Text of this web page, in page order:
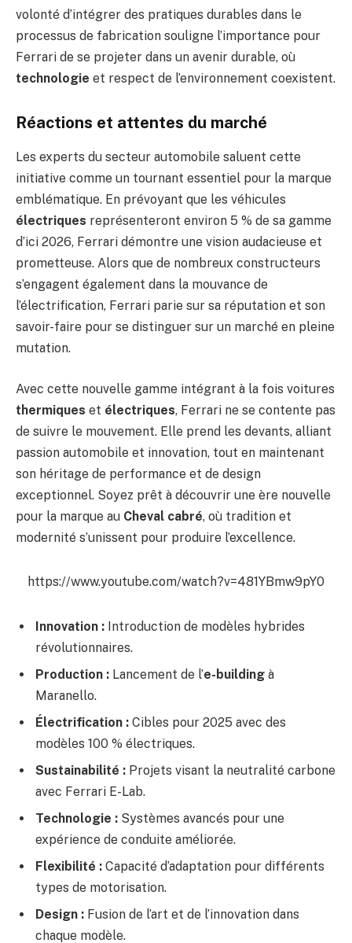
volonté d’intégrer des pratiques durables dans le
processus de fabrication souligne l’importance pour
Ferrari de se projeter dans un avenir durable, où
technologie et respect de l’environnement coexistent.
Réactions et attentes du marché
Les experts du secteur automobile saluent cette
initiative comme un tournant essentiel pour la marque
emblématique. En prévoyant que les véhicules
électriques représenteront environ 5 % de sa gamme
d’ici 2026, Ferrari démontre une vision audacieuse et
prometteuse. Alors que de nombreux constructeurs
s’engagent également dans la mouvance de
l’électrification, Ferrari parie sur sa réputation et son
savoir-faire pour se distinguer sur un marché en pleine
mutation.
Avec cette nouvelle gamme intégrant à la fois voitures
thermiques et électriques, Ferrari ne se contente pas
de suivre le mouvement. Elle prend les devants, alliant
passion automobile et innovation, tout en maintenant
son héritage de performance et de design
exceptionnel. Soyez prêt à découvrir une ère nouvelle
pour la marque au Cheval cabré, où tradition et
modernité s’unissent pour produire l’excellence.
https://www.youtube.com/watch?v=481YBmw9pY0
Innovation : Introduction de modèles hybrides
révolutionnaires.
Production : Lancement de l’e-building à
Maranello.
Électrification : Cibles pour 2025 avec des
modèles 100 % électriques.
Sustainabilité : Projets visant la neutralité carbone
avec Ferrari E-Lab.
Technologie : Systèmes avancés pour une
expérience de conduite améliorée.
Flexibilité : Capacité d’adaptation pour différents
types de motorisation.
Design : Fusion de l’art et de l’innovation dans
chaque modèle.